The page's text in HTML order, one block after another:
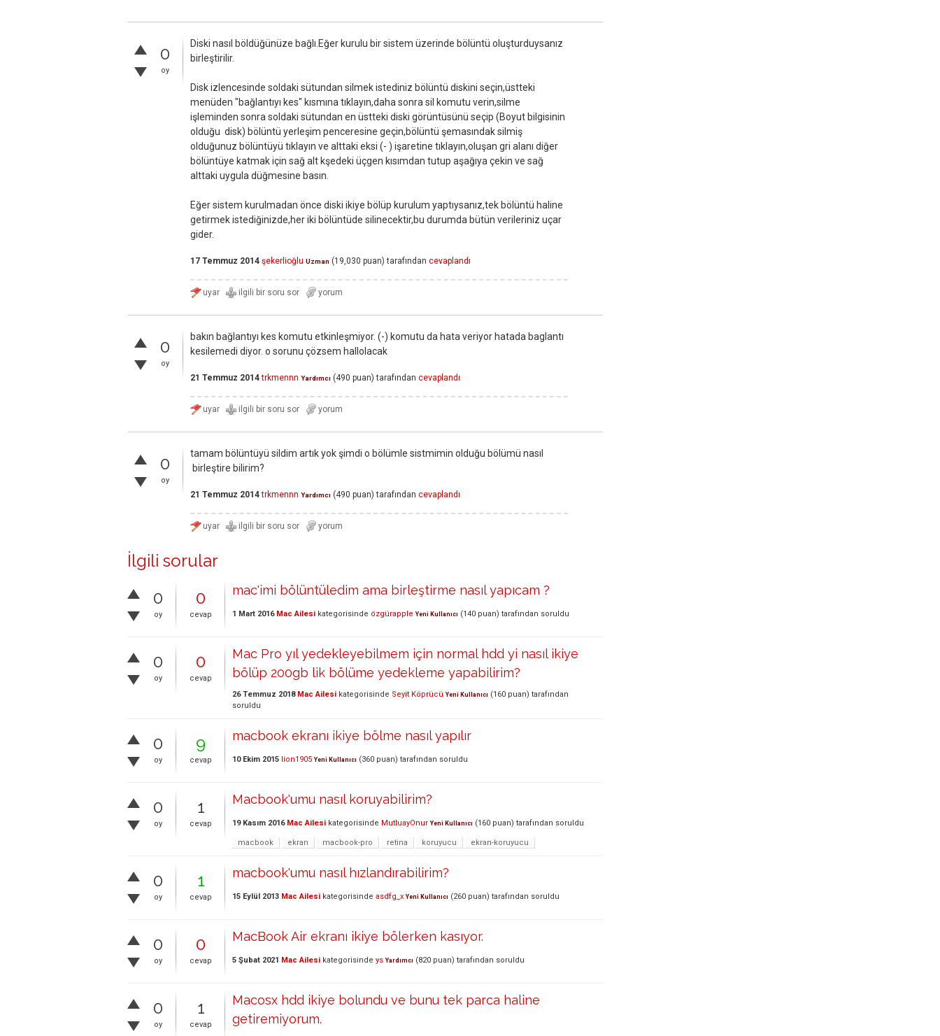
0
oy
Diski nasıl böldüğünüze bağlı.Eğer kurulu bir sistem üzerinde bölüntü oluşturduysanız
birleştirilir.
Disk izlencesinde soldaki sütundan silmek istediniz bölüntü diskini seçin,üstteki
menüden "bağlantıyı kes" kısmına tıklayın,daha sonra sil komutu verin,silme
işleminden sonra soldaki sütundan en üstteki diski görüntüsünü seçip (Boyut bilgisinin
olduğu disk) bölüntü yerleşim penceresine geçin,bölüntü şemasındak silmiş
olduğunuz bölüntüyü tıklayın ve alttaki eksi (- ) işaretine tıklayın,oluşan gri alanı diğer
bölüntüye katmak için sağ alt kşedeki üçgen kısımdan tutup aşağıya çekin ve sağ
alttaki uygula düğmesine basın.
Eğer sistem kurulmadan önce diski ikiye bölüp kurulum yaptıysanız,tek bölüntü haline
getirmek istediğinizde,her iki bölüntüde silinecektir,bu durumda bütün verileriniz uçar
gider.
17 Temmuz 2014 şekerlioğlu Uzman (19,030 puan) tarafından cevaplandı
0
oy
bakın bağlantıyı kes komutu etkinleşmiyor. (-) komutu da hata veriyor hatada baglantı
kesilemedi diyor. o sorunu çözsem hallolacak
21 Temmuz 2014 trkmennn Yardımcı (490 puan) tarafından cevaplandı
0
oy
tamam bölüntüyü sildim artık yok şimdi o bölümle sistmimin olduğu bölümü nasıl
birleştire bilirim?
21 Temmuz 2014 trkmennn Yardımcı (490 puan) tarafından cevaplandı
İlgili sorular
0
oy
0
cevap
mac'imi bölüntüledim ama birleştirme nasıl yapıcam ?
1 Mart 2016 Mac Ailesi kategorisinde özgürapple Yeni Kullanıcı (140 puan) tarafından soruldu
0
oy
0
cevap
Mac Pro yıl yedekleyebilmem için normal hdd yi nasıl ikiye
bölüp 200gb lik bölüme yedekleme yapabilirim?
26 Temmuz 2018 Mac Ailesi kategorisinde Seyit Köprücü Yeni Kullanıcı (160 puan) tarafından
soruldu
0
oy
9
cevap
macbook ekranı ikiye bölme nasıl yapılır
10 Ekim 2015 lion1905 Yeni Kullanıcı (360 puan) tarafından soruldu
0
oy
1
cevap
Macbook'umu nasıl koruyabilirim?
19 Kasım 2016 Mac Ailesi kategorisinde MutluayOnur Yeni Kullanıcı (160 puan) tarafından soruldu
macbook ekran macbook-pro retina koruyucu ekran-koruyucu
0
oy
1
cevap
macbook'umu nasıl hızlandırabilirim?
15 Eylül 2013 Mac Ailesi kategorisinde asdfg_x Yeni Kullanıcı (260 puan) tarafından soruldu
0
oy
0
cevap
MacBook Air ekranı ikiye bölerken kasıyor.
5 Şubat 2021 Mac Ailesi kategorisinde ys Yardımcı (820 puan) tarafından soruldu
0
oy
1
cevap
Macosx hdd ikiye bolundu ve bunu tek parca haline
getiremiyorum.